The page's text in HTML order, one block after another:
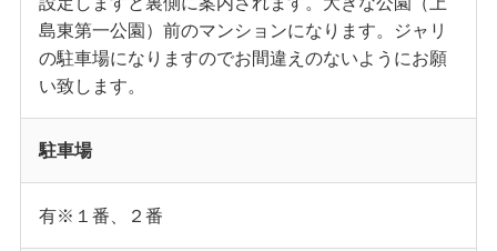
島東第一公園）前のマンションになります。ジャリ
の駐車場になりますのでお間違えのないようにお願
い致します。
駐車場
有※１番、２番